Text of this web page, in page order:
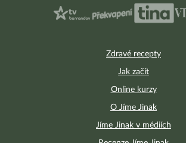
Zdravé recepty
Jak začít
Online kurzy
O Jíme Jinak
Jíme Jinak v médiích